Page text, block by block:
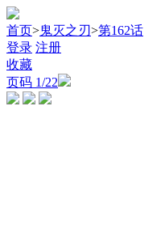
首页>鬼灭之刃>第162话
登录 注册
收藏
页码 1/22